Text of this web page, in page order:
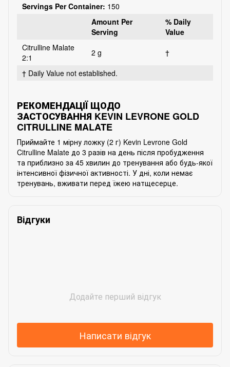
Servings Per Container: 150
Amount Per
Serving
% Daily
Value
Citrulline Malate
2:1
2 g
†
† Daily Value not established.
РЕКОМЕНДАЦІЇ ЩОДО
ЗАСТОСУВАННЯ KEVIN LEVRONE GOLD
CITRULLINE MALATE
Приймайте 1 мірну ложку (2 г) Kevin Levrone Gold
Citrulline Malate до 3 разів на день після пробудження
та приблизно за 45 хвилин до тренування або будь-якої
інтенсивної фізичної активності. У дні, коли немає
тренувань, вживати перед їжею натщесерце.
Відгуки
Додайте перший відгук
Написати відгук